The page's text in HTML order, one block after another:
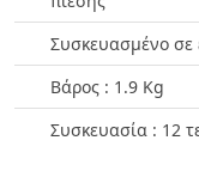
Συσκευασμένο σε
Βάρος : 1.9 Kg
Συσκευασία : 12